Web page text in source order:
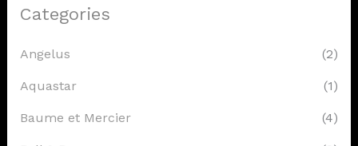
Categories
Angelus (2)
Aquastar (1)
Baume et Mercier (4)